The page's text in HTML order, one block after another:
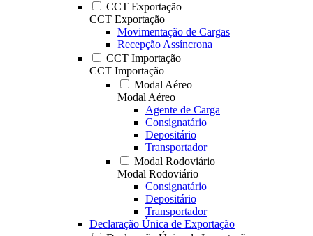
CCT Exportação
CCT Exportação
Movimentação de Cargas
Recepção Assíncrona
CCT Importação
CCT Importação
Modal Aéreo
Modal Aéreo
Agente de Carga
Consignatário
Depositário
Transportador
Modal Rodoviário
Modal Rodoviário
Consignatário
Depositário
Transportador
Declaração Única de Exportação